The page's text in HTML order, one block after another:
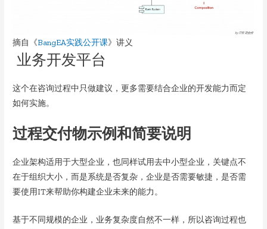
摘自《BangEA实践公开课》讲义
业务开发平台
这个在咨询过程中只做建议，更多需要结合企业的开发能力而定
如何实施。
过程交付物示例和简要说明
企业架构适用于大型企业，也同样试用去中小型企业，关键点不
在于组织大小，而是系统是否复杂，企业是否需要敏捷，是否需
要使用IT来帮助你构建企业未来的能力。
基于不同规模的企业，业务复杂度自然不一样，所以咨询过程也